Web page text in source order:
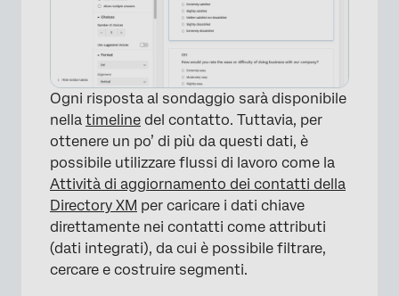
Ogni risposta al sondaggio sarà disponibile
nella timeline del contatto. Tuttavia, per
ottenere un po’ di più da questi dati, è
possibile utilizzare flussi di lavoro come la
Attività di aggiornamento dei contatti della
Directory XM per caricare i dati chiave
direttamente nei contatti come attributi
(dati integrati), da cui è possibile filtrare,
cercare e costruire segmenti.